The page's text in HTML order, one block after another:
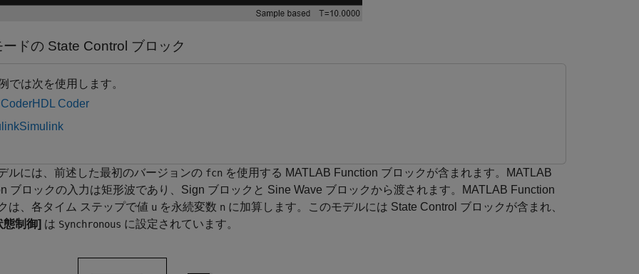
ドの State Control ブロック
では次を使用します。
HDL Coder
Simulink
ルには、前述した最初のバージョンの fcn を使用する MATLAB Function ブロックが含まれます。MATLAB
ブロックの入力は矩形波であり、Sign ブロックと Sine Wave ブロックから渡されます。MATLAB Function
は、各タイム ステップで値 u を永続変数 n に加算します。このモデルには State Control ブロックが含まれ、
態制御] は Synchronous に設定されています。